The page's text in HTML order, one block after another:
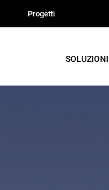
Progetti
SOLUZIONI